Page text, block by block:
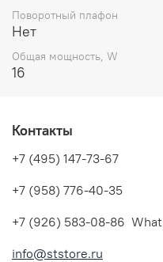
Поворотный плафон
Нет
Общая мощность, W
16
Контакты
+7 (495) 147-73-67
+7 (958) 776-40-35
+7 (926) 583-08-86
info@ststore.ru